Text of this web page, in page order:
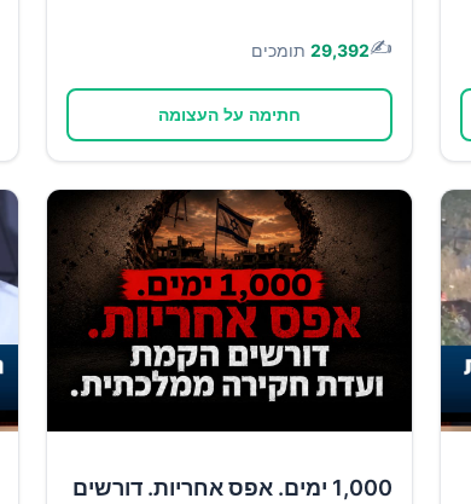
✍️
29,392 תומכים
חתימה על העצומה
1,000 ימים. אפס אחריות. דורשים